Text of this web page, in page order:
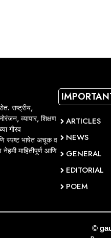
राष्ट्रीय,
व्यापार, शिक्षण
गौरव
स्पष्ट भाषेत अचूक व
माहितीपूर्ण आणि
ARTICLES
NEWS
GENERAL
EDITORIAL
POEM
©